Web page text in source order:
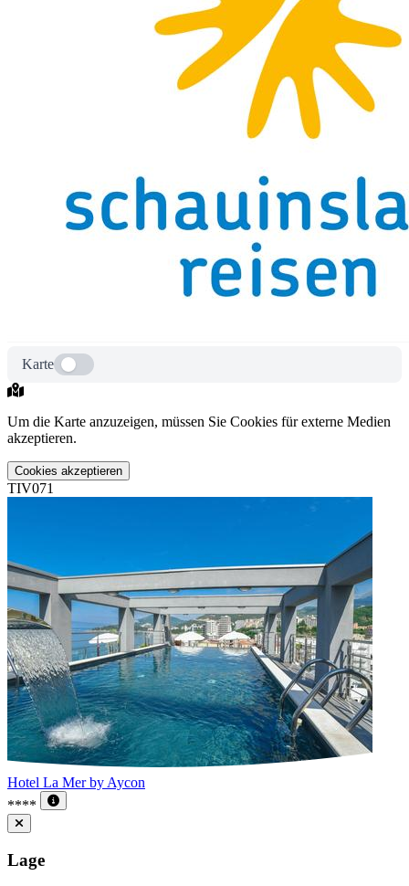
Karte
Um die Karte anzuzeigen, müssen Sie Cookies für externe Medien
akzeptieren.
Cookies akzeptieren
TIV071
Hotel La Mer by Aycon
****
Lage